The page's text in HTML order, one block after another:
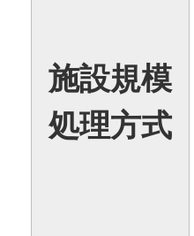
施設規模
処理方式